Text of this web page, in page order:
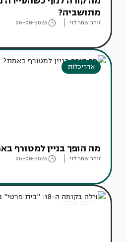
מתושביה?
זוהר שחר לוי 06-08-2026
אדריכלות
מה הופך בניין למטורף
זוהר שחר לוי 06-08-2026
עיצוב בתים